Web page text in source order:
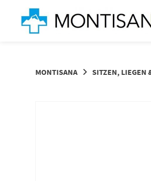
Springen
MONTISANA SITZEN, LIEGEN